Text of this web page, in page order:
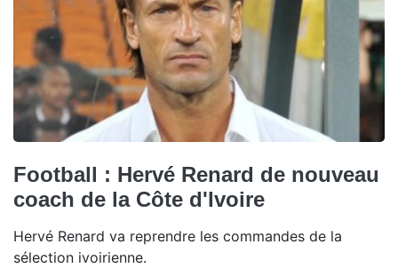
Football : Hervé Renard de nouveau
coach de la Côte d'Ivoire
Hervé Renard va reprendre les commandes de la
sélection ivoirienne.